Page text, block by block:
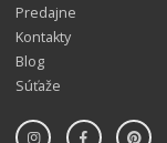
Predajne
Kontakty
Blog
Súťaže